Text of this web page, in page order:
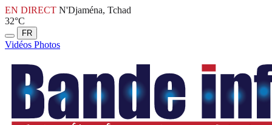
EN DIRECT N'Djaména, Tchad
32°C
FR
Vidéos Photos